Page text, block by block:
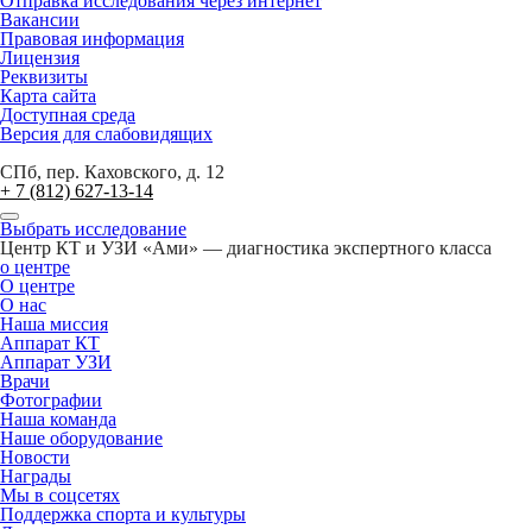
Вакансии
Правовая информация
Лицензия
Реквизиты
Карта сайта
Доступная среда
Версия для слабовидящих
СПб, пер. Каховского, д. 12
+ 7 (812) 627-13-14
Выбрать исследование
Центр КТ и УЗИ «Ами» — диагностика экспертного класса
о центре
О центре
О нас
Наша миссия
Аппарат КТ
Аппарат УЗИ
Врачи
Фотографии
Наша команда
Наше оборудование
Новости
Награды
Мы в соцсетях
Поддержка спорта и культуры